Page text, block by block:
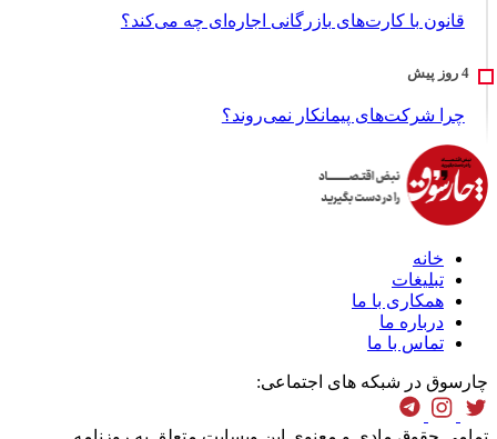
قانون با کارت‌های بازرگانی اجاره‌ای چه می‌کند؟
چرا شرکت‌های پیمانکار نمی‌روند؟
خانه
تبلیغات
همکاری با ما
درباره ما
تماس با ما
چارسوق در شبکه های اجتماعی: